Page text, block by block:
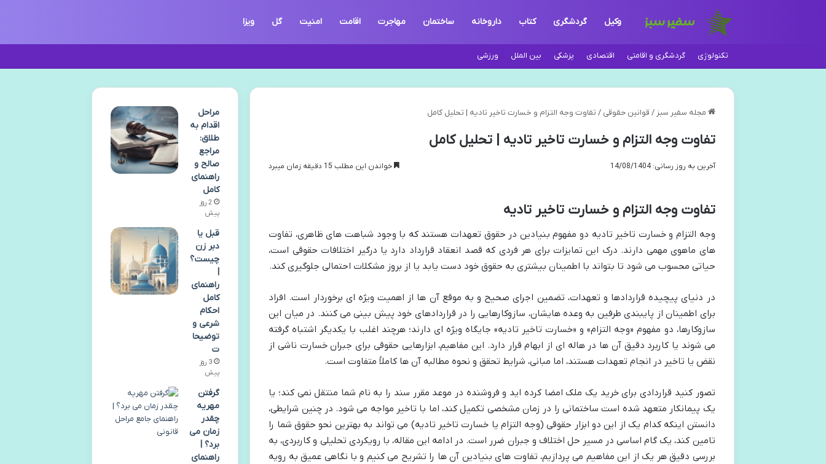
وکیل گردشگری کتاب داروخانه ساختمان مهاجرت اقامت امنیت گل ویزا
تکنولوژی گردشگری و اقامتی اقتصادی پزشکی بین الملل ورزشی
مجله سفیر سبز / قوانین حقوقی / تفاوت وجه التزام و خسارت تاخیر تادیه | تحلیل کامل
تفاوت وجه التزام و خسارت تاخیر تادیه | تحلیل کامل
آخرین به روز رسانی: 14/08/1404 خواندن این مطلب 15 دقیقه زمان میبرد
تفاوت وجه التزام و خسارت تاخیر تادیه
وجه التزام و خسارت تاخیر تادیه دو مفهوم بنیادین در حقوق تعهدات هستند که با وجود شباهت های ظاهری، تفاوت
های ماهوی مهمی دارند. درک این تمایزات برای هر فردی که قصد انعقاد قرارداد دارد یا درگیر اختلافات حقوقی است،
حیاتی محسوب می شود تا بتواند با اطمینان بیشتری به حقوق خود دست یابد یا از بروز مشکلات احتمالی جلوگیری کند.
در دنیای پیچیده قراردادها و تعهدات، تضمین اجرای صحیح و به موقع آن ها از اهمیت ویژه ای برخوردار است. افراد
برای اطمینان از پایبندی طرفین به وعده هایشان، سازوکارهایی را در قراردادهای خود پیش بینی می کنند. در میان این
سازوکارها، دو مفهوم «وجه التزام» و «خسارت تاخیر تادیه» جایگاه ویژه ای دارند؛ هرچند اغلب با یکدیگر اشتباه گرفته
می شوند یا کاربرد دقیق آن ها در هاله ای از ابهام قرار دارد. این مفاهیم، ابزارهایی حقوقی برای جبران خسارت ناشی از
نقض یا تاخیر در انجام تعهدات هستند، اما مبانی، شرایط تحقق و نحوه مطالبه آن ها کاملاً متفاوت است.
تصور کنید قراردادی برای خرید یک ملک امضا کرده اید و فروشنده در موعد مقرر سند را به نام شما منتقل نمی کند؛ یا
یک پیمانکار متعهد شده است ساختمانی را در زمان مشخصی تکمیل کند، اما با تاخیر مواجه می شود. در چنین شرایطی،
دانستن اینکه کدام یک از این دو ابزار حقوقی (وجه التزام یا خسارت تاخیر تادیه) می تواند به بهترین نحو حقوق شما را
تامین کند، یک گام اساسی در مسیر حل اختلاف و جبران ضرر است. در ادامه این مقاله، با رویکردی تحلیلی و کاربردی، به
بررسی دقیق هر یک از این مفاهیم می پردازیم، تفاوت های بنیادین آن ها را تشریح می کنیم و با نگاهی عمیق به رویه
مراحل
اقدام به
طلاق:
مراجع
صالح و
راهنمای
کامل
2 روز
پیش
قبل یا
دبر زن
چیست؟
|
راهنمای
کامل
احکام
شرعی و
توضیحا
ت
3 روز
پیش
گرفتن
مهریه
چقدر
زمان می
برد؟ |
راهنمای